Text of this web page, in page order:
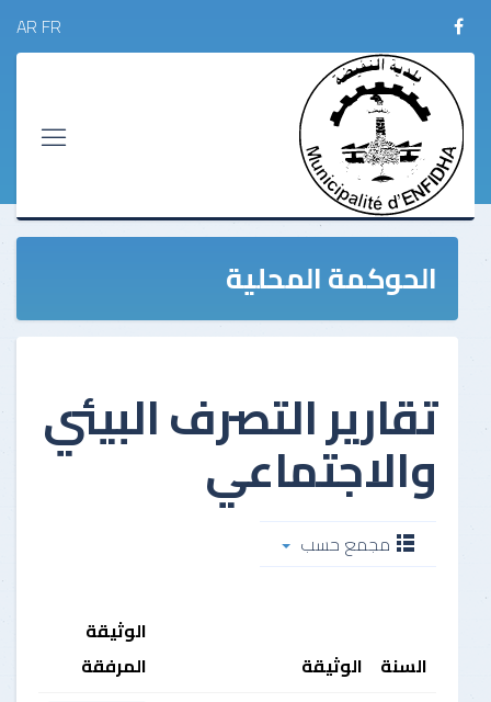
FR
AR
الحوكمة المحلية
تقارير التصرف البيئي
والاجتماعي
مجمع حسب
السنة الوثيقة
الوثيقة
المرفقة